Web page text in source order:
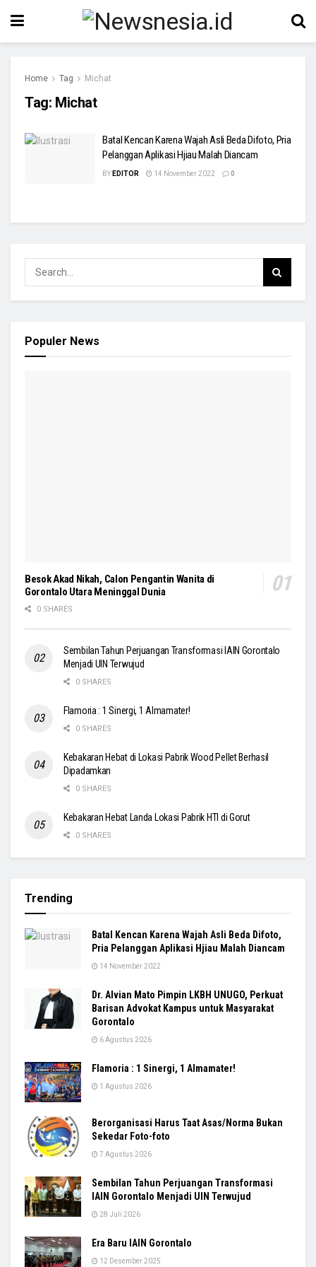
Home Tag Michat
Tag: Michat
Batal Kencan Karena Wajah Asli Beda Difoto, Pria
Pelanggan Aplikasi Hjiau Malah Diancam
BY EDITOR 14 November 2022 0
Populer News
Besok Akad Nikah, Calon Pengantin Wanita di
Gorontalo Utara Meninggal Dunia
0 SHARES
Sembilan Tahun Perjuangan Transformasi IAIN Gorontalo
Menjadi UIN Terwujud
0 SHARES
Flamoria : 1 Sinergi, 1 Almamater!
0 SHARES
Kebakaran Hebat di Lokasi Pabrik Wood Pellet Berhasil
Dipadamkan
0 SHARES
Kebakaran Hebat Landa Lokasi Pabrik HTI di Gorut
0 SHARES
Trending
Batal Kencan Karena Wajah Asli Beda Difoto,
Pria Pelanggan Aplikasi Hjiau Malah Diancam
14 November 2022
Dr. Alvian Mato Pimpin LKBH UNUGO, Perkuat
Barisan Advokat Kampus untuk Masyarakat
Gorontalo
6 Agustus 2026
Flamoria : 1 Sinergi, 1 Almamater!
1 Agustus 2026
Berorganisasi Harus Taat Asas/Norma Bukan
Sekedar Foto-foto
7 Agustus 2026
Sembilan Tahun Perjuangan Transformasi
IAIN Gorontalo Menjadi UIN Terwujud
28 Juli 2026
Era Baru IAIN Gorontalo
12 Desember 2025